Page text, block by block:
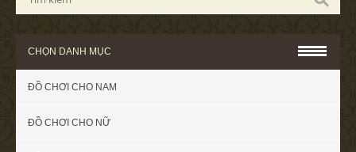
CHỌN DANH MỤC
ĐỒ CHƠI CHO NAM
ĐỒ CHƠI CHO NỮ